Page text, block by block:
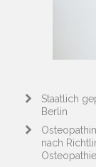
Staatlich
Berlin
nach